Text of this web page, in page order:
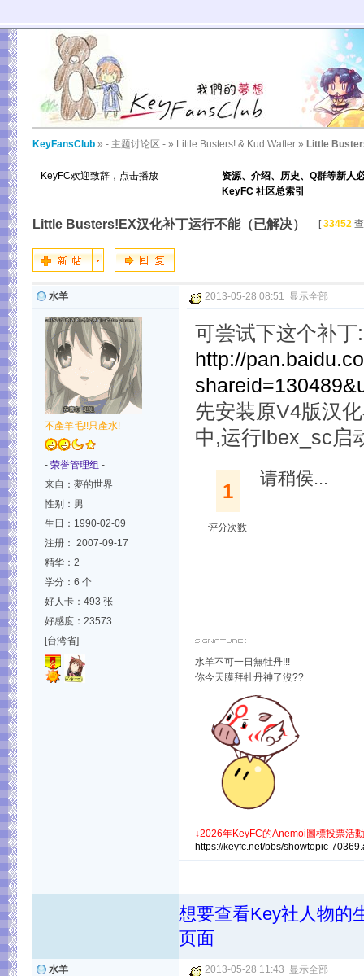
KeyFansClub » - 主题讨论区 - » Little Busters! & Kud Wafter » Little
KeyFC欢迎致辞，点击播放
资源、介绍、历史、Q群等新人
KeyFC 社区总索引
Little Busters!EX汉化补丁运行不能（已解决） [33452
水羊
不產羊毛!!只產水!
- 荣誉管理组 -
来自：夢的世界
性别：男
生日：1990-02-09
注册： 2007-09-17
精华：2
学分：6 个
好人卡：493 张
好感度：23573
[台湾省]
2013-05-28 08:51 显示全部
可尝试下这个补丁:
http://
先安装原V4版汉
中,运行lbex_sc启
1
评分次数
请稍侯...
水羊不可一日無牡丹!!!
你今天膜拜牡丹神了沒??
↓2026年KeyFC的Anemoi圖標投票活
https://keyfc.net/bbs/showtopic-
想要查看Key社人物的
页面
水羊 2013-05-28 11:43 显示全部